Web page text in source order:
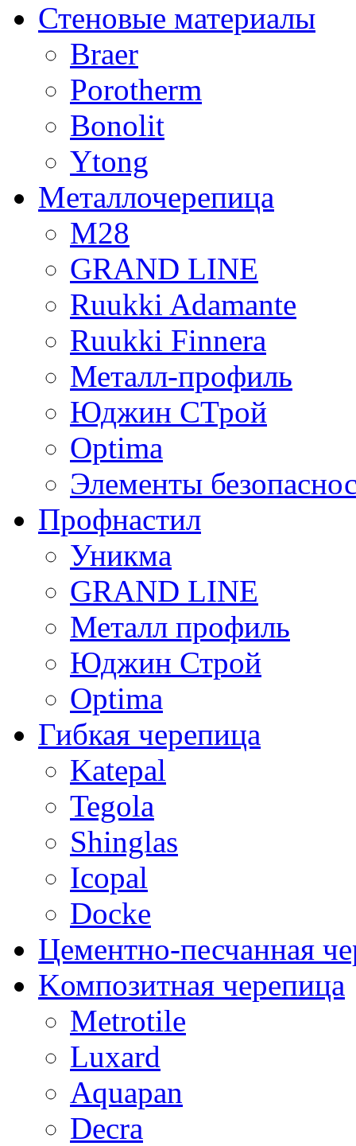
Стеновые материалы
Braer
Porotherm
Bonolit
Ytong
Mеталлочерепица
М28
GRAND LINE
Ruukki Adamante
Ruukki Finnera
Металл-профиль
Юджин СТрой
Optima
Элементы
Профнастил
Уникма
GRAND LINE
Металл профиль
Юджин Строй
Optima
Гибкая черепица
Katepal
Tegola
Shinglas
Icopal
Docke
Цементно-песчанная
Kомпозитная черепица
Metrotile
Luxard
Aquapan
Decra